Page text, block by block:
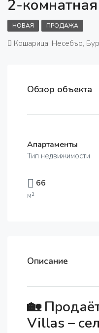
2-
НОВАЯ ПРОДАЖА
Кошарица, Несебър,
Обзор объекта
Апартаменты
Тип недвижимости
66
м²
Описание
🏡
Villas –